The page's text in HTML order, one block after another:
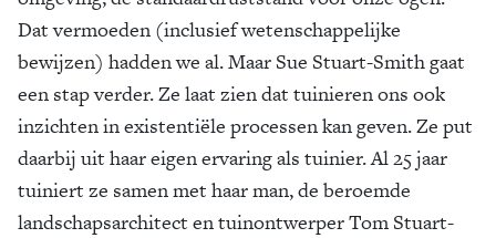
Dat vermoeden (inclusief wetenschappelijke
bewijzen) hadden we al. Maar Sue Stuart-Smith gaat
een stap verder. Ze laat zien dat tuinieren ons ook
inzichten in existentiële processen kan geven. Ze put
daarbij uit haar eigen ervaring als tuinier. Al 25 jaar
tuiniert ze samen met haar man, de beroemde
landschapsarchitect en tuinontwerper Tom Stuart-